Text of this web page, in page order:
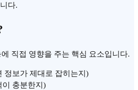
다.
직접 영향을 주는 핵심 요소입니다.
정보가 제대로 잡히는지)
이 충분한지)